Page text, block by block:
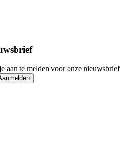
aan te melden voor onze nieuwsbrief